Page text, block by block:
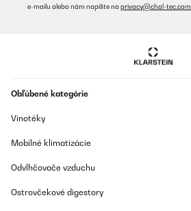
e-mailu alebo nám napíšte na privacy@chal-tec.com
Obľúbené kategórie
Vinotéky
Mobilné klimatizácie
Odvlhčovače vzduchu
Ostrovčekové digestory